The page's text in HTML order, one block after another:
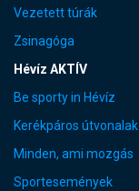
Vezetett túrák
Zsinagóga
Hévíz AKTÍV
Be sporty in Hévíz
Kerékpáros útvonalak
Minden, ami mozgás
Sportesemények